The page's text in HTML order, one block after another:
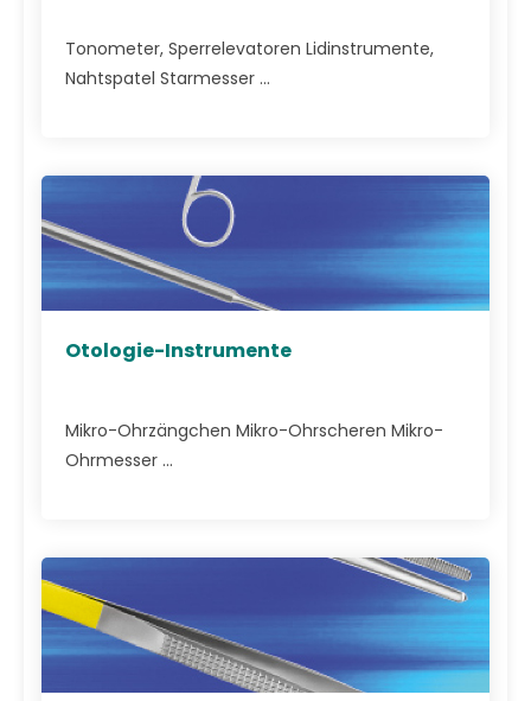
Tonometer, Sperrelevatoren Lidinstrumente,
Nahtspatel Starmesser ...
Otologie-Instrumente
Mikro-Ohrzängchen Mikro-Ohrscheren Mikro-
Ohrmesser ...